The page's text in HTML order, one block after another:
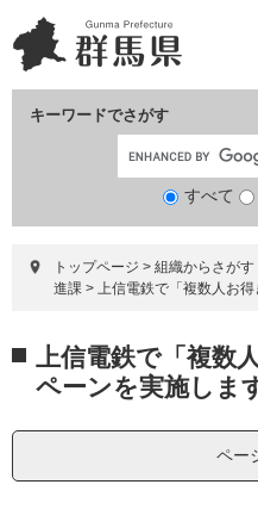
ー
ジ
ニ
ュ
て
キーワードでさがす
すべて
トップページ > 組織からさがす
進課 > 上信電鉄で「複数人お
文 上信電鉄で「複数
ペーンを実施しま
ペー